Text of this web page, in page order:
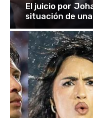
El juicio por
situación de